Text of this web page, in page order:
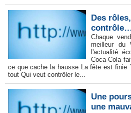
Des
contrôle…
Chaque
meilleur du
l'actualité
Coca-Cola
ce que cache la hausse La fête est finie
tout Qui veut contrôler le...
Une
une